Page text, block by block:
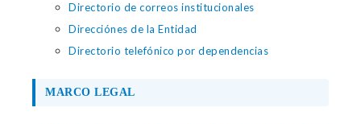
Directorio de correos institucionales
Direcciónes de la Entidad
Directorio telefónico por dependencias
MARCO LEGAL